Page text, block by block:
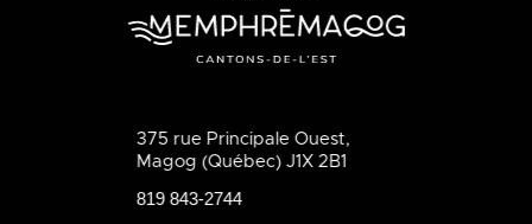
375 rue Principale Ouest,
Magog (Québec) J1X 2B1
819 843-2744